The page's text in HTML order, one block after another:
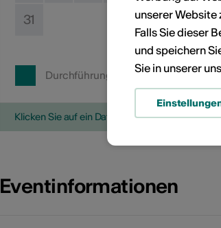
31
Durchführungsdatum
Klicken Sie auf ein Datum, um die
Eventinformationen
unserer Website
Falls Sie dieser
und speichern
Sie in unserer